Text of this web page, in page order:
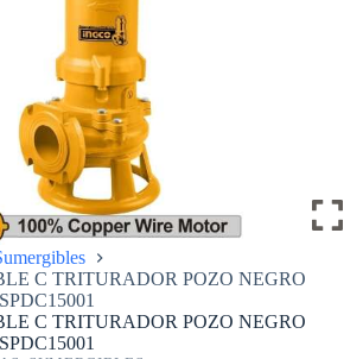
C TRITURADOR POZO NEGRO
C TRITURADOR POZO NEGRO